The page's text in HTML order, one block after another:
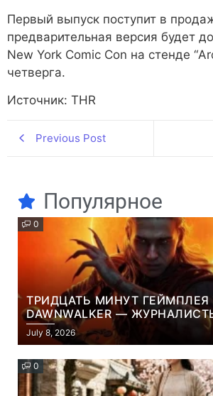
Первый выпуск поступит в
предварительная версия будет
New York Comic Con на стенде
четверга.
Источник: THR
Previous Post
Популярное
0
ТРИДЦАТЬ МИНУТ ГЕЙМПЛЕЯ
DAWNWALKER —
НАЧАЛО НОВОЙ ИГРЫ ОТ
PROJEKT RED
July 8, 2026
0